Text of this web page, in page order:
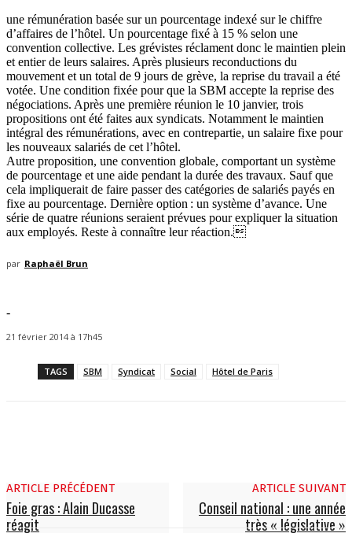
une rémunération basée sur un pourcentage indexé sur le chiffre
d’affaires de l’hôtel. Un pourcentage fixé à 15 % selon une
convention collective. Les grévistes réclament donc le maintien plein
et entier de leurs salaires. Après plusieurs reconductions du
mouvement et un total de 9 jours de grève, la reprise du travail a été
votée. Une condition fixée pour que la SBM accepte la reprise des
négociations. Après une première réunion le 10 janvier, trois
propositions ont été faites aux syndicats. Notamment le maintien
intégral des rémunérations, avec en contrepartie, un salaire fixe pour
les nouveaux salariés de cet l’hôtel.
Autre proposition, une convention globale, comportant un système
de pourcentage et une aide pendant la durée des travaux. Sauf que
cela impliquerait de faire passer des catégories de salariés payés en
fixe au pourcentage. Dernière option : un système d’avance. Une
série de quatre réunions seraient prévues pour expliquer la situation
aux employés. Reste à connaître leur réaction.
par Raphaël Brun
-
21 février 2014 à 17h45
TAGS SBM Syndicat Social Hôtel de Paris
ARTICLE PRÉCÉDENT
Foie gras : Alain Ducasse
réagit
ARTICLE SUIVANT
Conseil national : une année
très « législative »